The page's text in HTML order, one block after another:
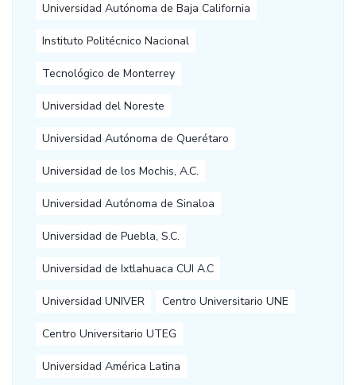
Universidad Autónoma de Baja California
Instituto Politécnico Nacional
Tecnológico de Monterrey
Universidad del Noreste
Universidad Autónoma de Querétaro
Universidad de los Mochis, A.C.
Universidad Autónoma de Sinaloa
Universidad de Puebla, S.C.
Universidad de Ixtlahuaca CUI A.C
Universidad UNIVER Centro Universitario UNE
Centro Universitario UTEG
Universidad América Latina